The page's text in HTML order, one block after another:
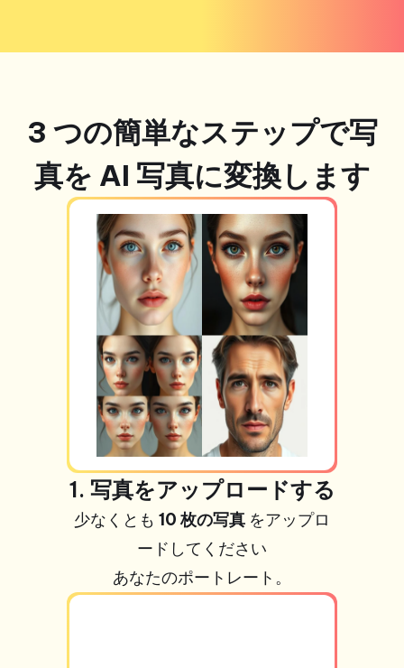
3 つの簡単なステップで写
真を AI 写真に変換します
1. 写真をアップロードする
少なくとも 10 枚の写真 をアップロ
ードしてください
あなたのポートレート。